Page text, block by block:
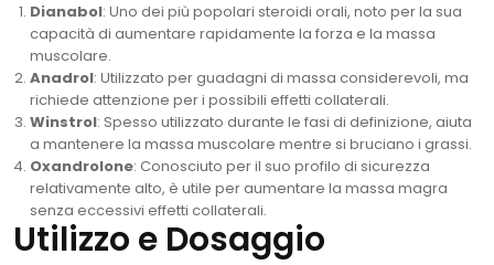
Dianabol: Uno dei più popolari steroidi orali, noto per la sua
capacità di aumentare rapidamente la forza e la massa
muscolare.
Anadrol: Utilizzato per guadagni di massa considerevoli, ma
richiede attenzione per i possibili effetti collaterali.
Winstrol: Spesso utilizzato durante le fasi di definizione, aiuta
a mantenere la massa muscolare mentre si bruciano i grassi.
Oxandrolone: Conosciuto per il suo profilo di sicurezza
relativamente alto, è utile per aumentare la massa magra
senza eccessivi effetti collaterali.
Utilizzo e Dosaggio